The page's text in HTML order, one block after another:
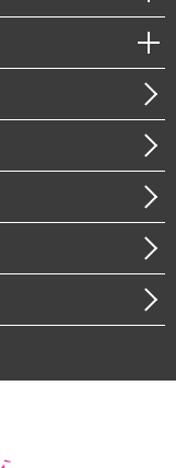
災（政策）